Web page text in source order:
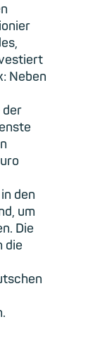
Neben
der
den
um
Die
die